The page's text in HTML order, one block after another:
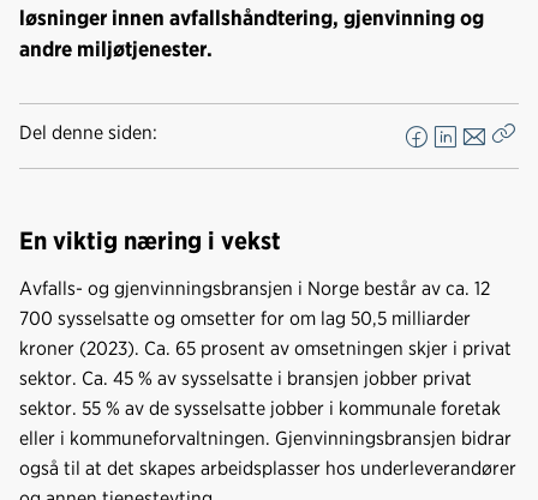
løsninger innen avfallshåndtering, gjenvinning og
andre miljøtjenester.
Del denne siden:
F
a
o
o
k
L
i
d
I
n
E
-
t
En viktig næring i vekst
Avfalls- og gjenvinningsbransjen i Norge består av ca. 12
700 sysselsatte og omsetter for om lag 50,5 milliarder
kroner (2023). Ca. 65 prosent av omsetningen skjer i privat
sektor. Ca. 45 % av sysselsatte i bransjen jobber privat
sektor. 55 % av de sysselsatte jobber i kommunale foretak
eller i kommuneforvaltningen. Gjenvinningsbransjen bidrar
også til at det skapes arbeidsplasser hos underleverandører